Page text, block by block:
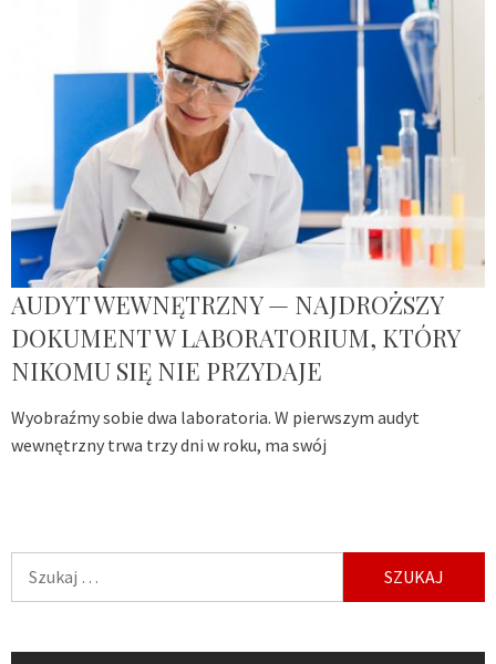
AUDYT WEWNĘTRZNY — NAJDROŻSZY
DOKUMENT W LABORATORIUM, KTÓRY
NIKOMU SIĘ NIE PRZYDAJE
Wyobraźmy sobie dwa laboratoria. W pierwszym audyt
wewnętrzny trwa trzy dni w roku, ma swój